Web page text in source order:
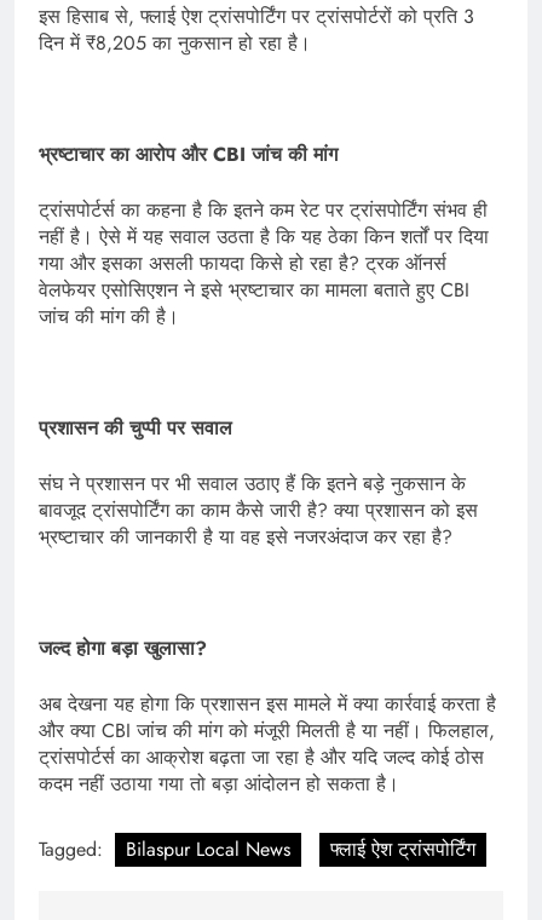
इस हिसाब से, फ्लाई ऐश ट्रांसपोर्टिंग पर ट्रांसपोर्टरों को प्रति 3
दिन में ₹8,205 का नुकसान हो रहा है।
भ्रष्टाचार का आरोप और CBI जांच की मांग
ट्रांसपोर्टर्स का कहना है कि इतने कम रेट पर ट्रांसपोर्टिंग संभव ही
नहीं है। ऐसे में यह सवाल उठता है कि यह ठेका किन शर्तों पर दिया
गया और इसका असली फायदा किसे हो रहा है? ट्रक ऑनर्स
वेलफेयर एसोसिएशन ने इसे भ्रष्टाचार का मामला बताते हुए CBI
जांच की मांग की है।
प्रशासन की चुप्पी पर सवाल
संघ ने प्रशासन पर भी सवाल उठाए हैं कि इतने बड़े नुकसान के
बावजूद ट्रांसपोर्टिंग का काम कैसे जारी है? क्या प्रशासन को इस
भ्रष्टाचार की जानकारी है या वह इसे नजरअंदाज कर रहा है?
जल्द होगा बड़ा खुलासा?
अब देखना यह होगा कि प्रशासन इस मामले में क्या कार्रवाई करता है
और क्या CBI जांच की मांग को मंजूरी मिलती है या नहीं। फिलहाल,
ट्रांसपोर्टर्स का आक्रोश बढ़ता जा रहा है और यदि जल्द कोई ठोस
कदम नहीं उठाया गया तो बड़ा आंदोलन हो सकता है।
Tagged: Bilaspur Local News फ्लाई ऐश ट्रांसपोर्टिंग